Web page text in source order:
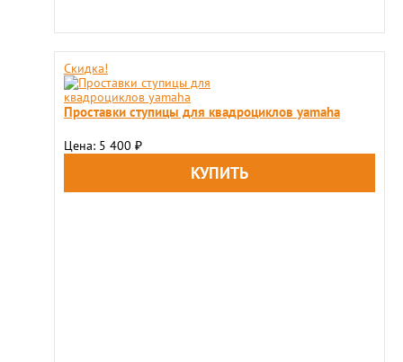
Скидка!
Проставки ступицы для квадроциклов yamaha
Цена: 5 400 ₽